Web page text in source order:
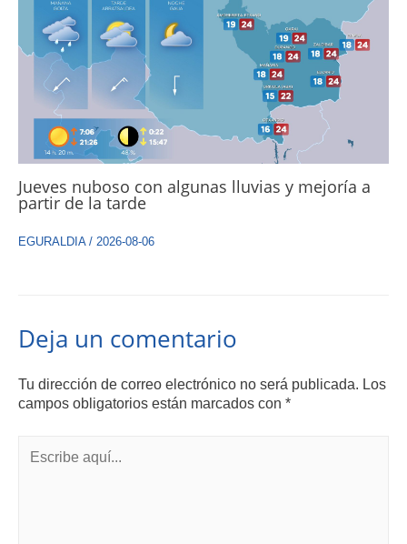
Jueves nuboso con algunas lluvias y mejoría a
partir de la tarde
EGURALDIA/ 2026-08-06
Deja un comentario
Tu dirección de correo electrónico no será publicada. Los
campos obligatorios están marcados con *